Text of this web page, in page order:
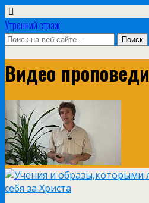
Утренний страж
Видео проповеди